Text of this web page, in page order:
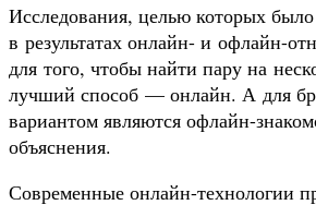
Исследования, целью которых
в результатах онлайн- и офлайн-
для того, чтобы найти пару на
лучший способ — онлайн. А для
вариантом являются офлайн-
объяснения.
Современные онлайн-технологии